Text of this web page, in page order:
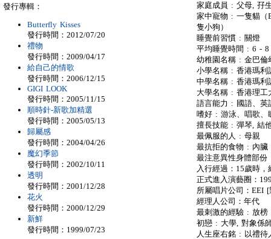
家庭成員 : 父母, 孖
家中寵物 : 一隻貓（
隻小狗）
睡覺前習慣 : 關燈
平均睡覺時間 : 6 - 8
幼稚園名稱 : 金巴倫
小學名稱 : 香港瑪利
中學名稱 : 香港瑪利
大學名稱 : 香港理
語言能力 : 國語、英
嗜好 : 游泳、唱歌、
擅長技能 : 彈琴, 結
最佩服的人 : 母親
最抗拒的食物 : 內臟
最注意異性身體部份
入行經過：15歲時
正式進入演藝圈：
所屬唱片公司：EEI
經理人公司：年代
最刺激的經驗 : 放榜
初戀 : 大學, 對象係
人生座右銘 : 以禮待
發行專輯：
Butterfly Kisses
發行時間：2012/07/20
禮物
發行時間：2009/04/17
給自己的情歌
發行時間：2006/12/15
GIGI LOOK
發行時間：2005/11/15
順時針-新歌加精選
發行時間：2005/05/13
歸屬感
發行時間：2004/04/26
魔幻季節
發行時間：2002/10/11
透明
發行時間：2001/12/28
花火
發行時間：2000/12/29
新鮮
發行時間：1999/07/23